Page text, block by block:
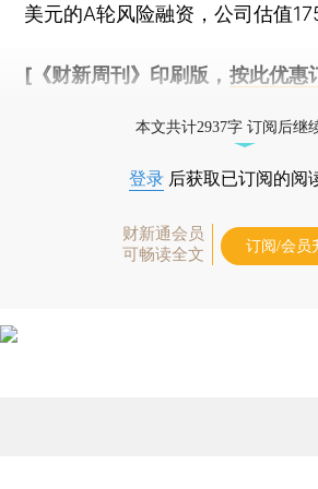
美元的A轮风险融资，公司估值
[《财新周刊》印刷版， 按此优惠
本文共计2937字 订阅后继
登录 后获取已订阅的阅
财新通会员
可畅读全文
订阅/会员